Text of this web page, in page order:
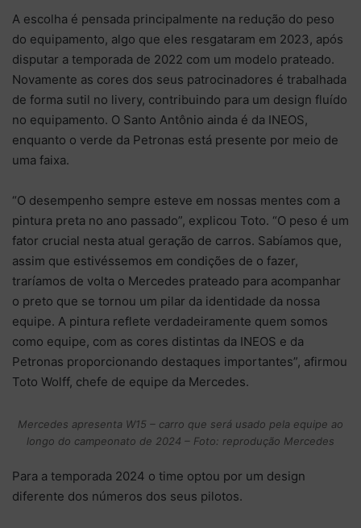
A escolha é pensada principalmente na redução do peso
do equipamento, algo que eles resgataram em 2023, após
disputar a temporada de 2022 com um modelo prateado.
Novamente as cores dos seus patrocinadores é trabalhada
de forma sutil no livery, contribuindo para um design fluído
no equipamento. O Santo Antônio ainda é da INEOS,
enquanto o verde da Petronas está presente por meio de
uma faixa.
“O desempenho sempre esteve em nossas mentes com a
pintura preta no ano passado”, explicou Toto. “O peso é um
fator crucial nesta atual geração de carros. Sabíamos que,
assim que estivéssemos em condições de o fazer,
traríamos de volta o Mercedes prateado para acompanhar
o preto que se tornou um pilar da identidade da nossa
equipe. A pintura reflete verdadeiramente quem somos
como equipe, com as cores distintas da INEOS e da
Petronas proporcionando destaques importantes”, afirmou
Toto Wolff, chefe de equipe da Mercedes.
Mercedes apresenta W15 – carro que será usado pela equipe ao
longo do campeonato de 2024 – Foto: reprodução Mercedes
Para a temporada 2024 o time optou por um design
diferente dos números dos seus pilotos.